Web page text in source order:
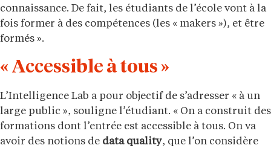
connaissance. De fait, les étudiants de l’école vont à la
fois former à des compétences (les « makers »), et être
formés ».
« Accessible à tous »
L’Intelligence Lab a pour objectif de s’adresser « à un
large public », souligne l’étudiant. « On a construit des
formations dont l’entrée est accessible à tous. On va
avoir des notions de data quality, que l’on considère